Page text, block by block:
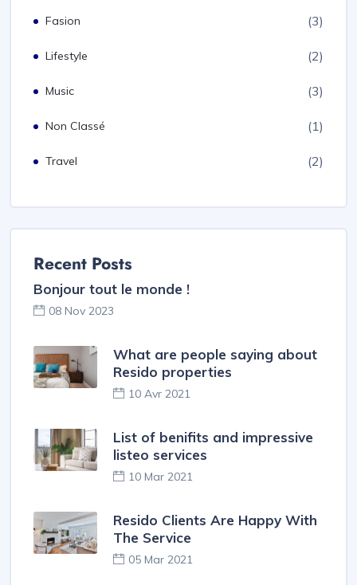
Fasion (3)
Lifestyle (2)
Music (3)
Non Classé (1)
Travel (2)
Recent Posts
Bonjour tout le monde !
08 Nov 2023
What are people saying about
Resido properties
10 Avr 2021
List of benifits and impressive
listeo services
10 Mar 2021
Resido Clients Are Happy With
The Service
05 Mar 2021